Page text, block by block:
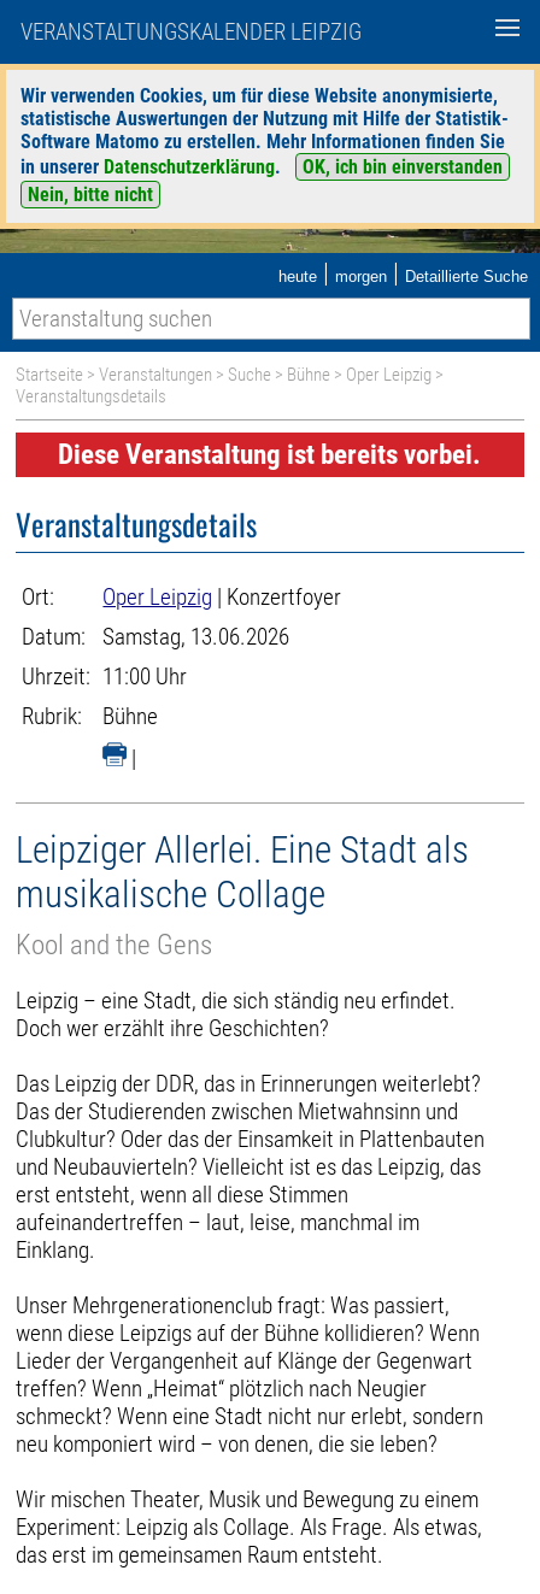
VERANSTALTUNGSKALENDER LEIPZIG
Wir verwenden Cookies, um für diese Website anonymisierte,
statistische Auswertungen der Nutzung mit Hilfe der Statistik-
Software Matomo zu erstellen. Mehr Informationen finden Sie
in unserer Datenschutzerklärung.
OK, ich bin einverstanden
Nein, bitte nicht
heute | morgen | Detaillierte Suche
Startseite >Veranstaltungen > Suche > Bühne > Oper Leipzig >
Veranstaltungsdetails
Diese Veranstaltung ist bereits vorbei.
Veranstaltungsdetails
Ort: Oper Leipzig | Konzertfoyer
Datum:
Samstag, 13.06.2026
Uhrzeit: 11:00 Uhr
Rubrik:
Bühne
|
Leipziger Allerlei. Eine Stadt als
musikalische Collage
Kool and the Gens
Leipzig – eine Stadt, die sich ständig neu erfindet.
Doch wer erzählt ihre Geschichten?
Das Leipzig der DDR, das in Erinnerungen weiterlebt?
Das der Studierenden zwischen Mietwahnsinn und
Clubkultur? Oder das der Einsamkeit in Plattenbauten
und Neubauvierteln? Vielleicht ist es das Leipzig, das
erst entsteht, wenn all diese Stimmen
aufeinandertreffen – laut, leise, manchmal im
Einklang.
Unser Mehrgenerationenclub fragt: Was passiert,
wenn diese Leipzigs auf der Bühne kollidieren? Wenn
Lieder der Vergangenheit auf Klänge der Gegenwart
treffen? Wenn „Heimat“ plötzlich nach Neugier
schmeckt? Wenn eine Stadt nicht nur erlebt, sondern
neu komponiert wird – von denen, die sie leben?
Wir mischen Theater, Musik und Bewegung zu einem
Experiment: Leipzig als Collage. Als Frage. Als etwas,
das erst im gemeinsamen Raum entsteht.